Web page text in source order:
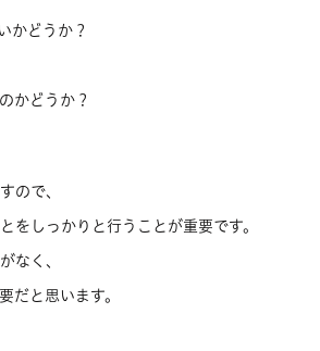
かどうか？
かどうか？
ので、
をしっかりと行うことが重要です。
なく、
だと思います。